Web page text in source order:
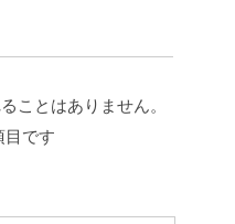
ことはありません。
目です